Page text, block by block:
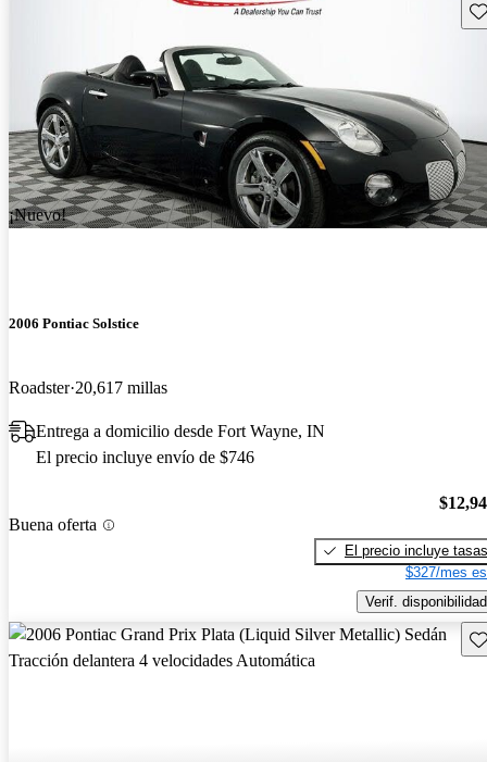
¡Nuevo!
2006 Pontiac Solstice
Roadster 20,617 millas
Entrega a domicilio desde Fort Wayne, IN
El precio incluye envío de $746
Buena oferta
El precio incluye tasas
$327/mes
Verif. disponibilidad